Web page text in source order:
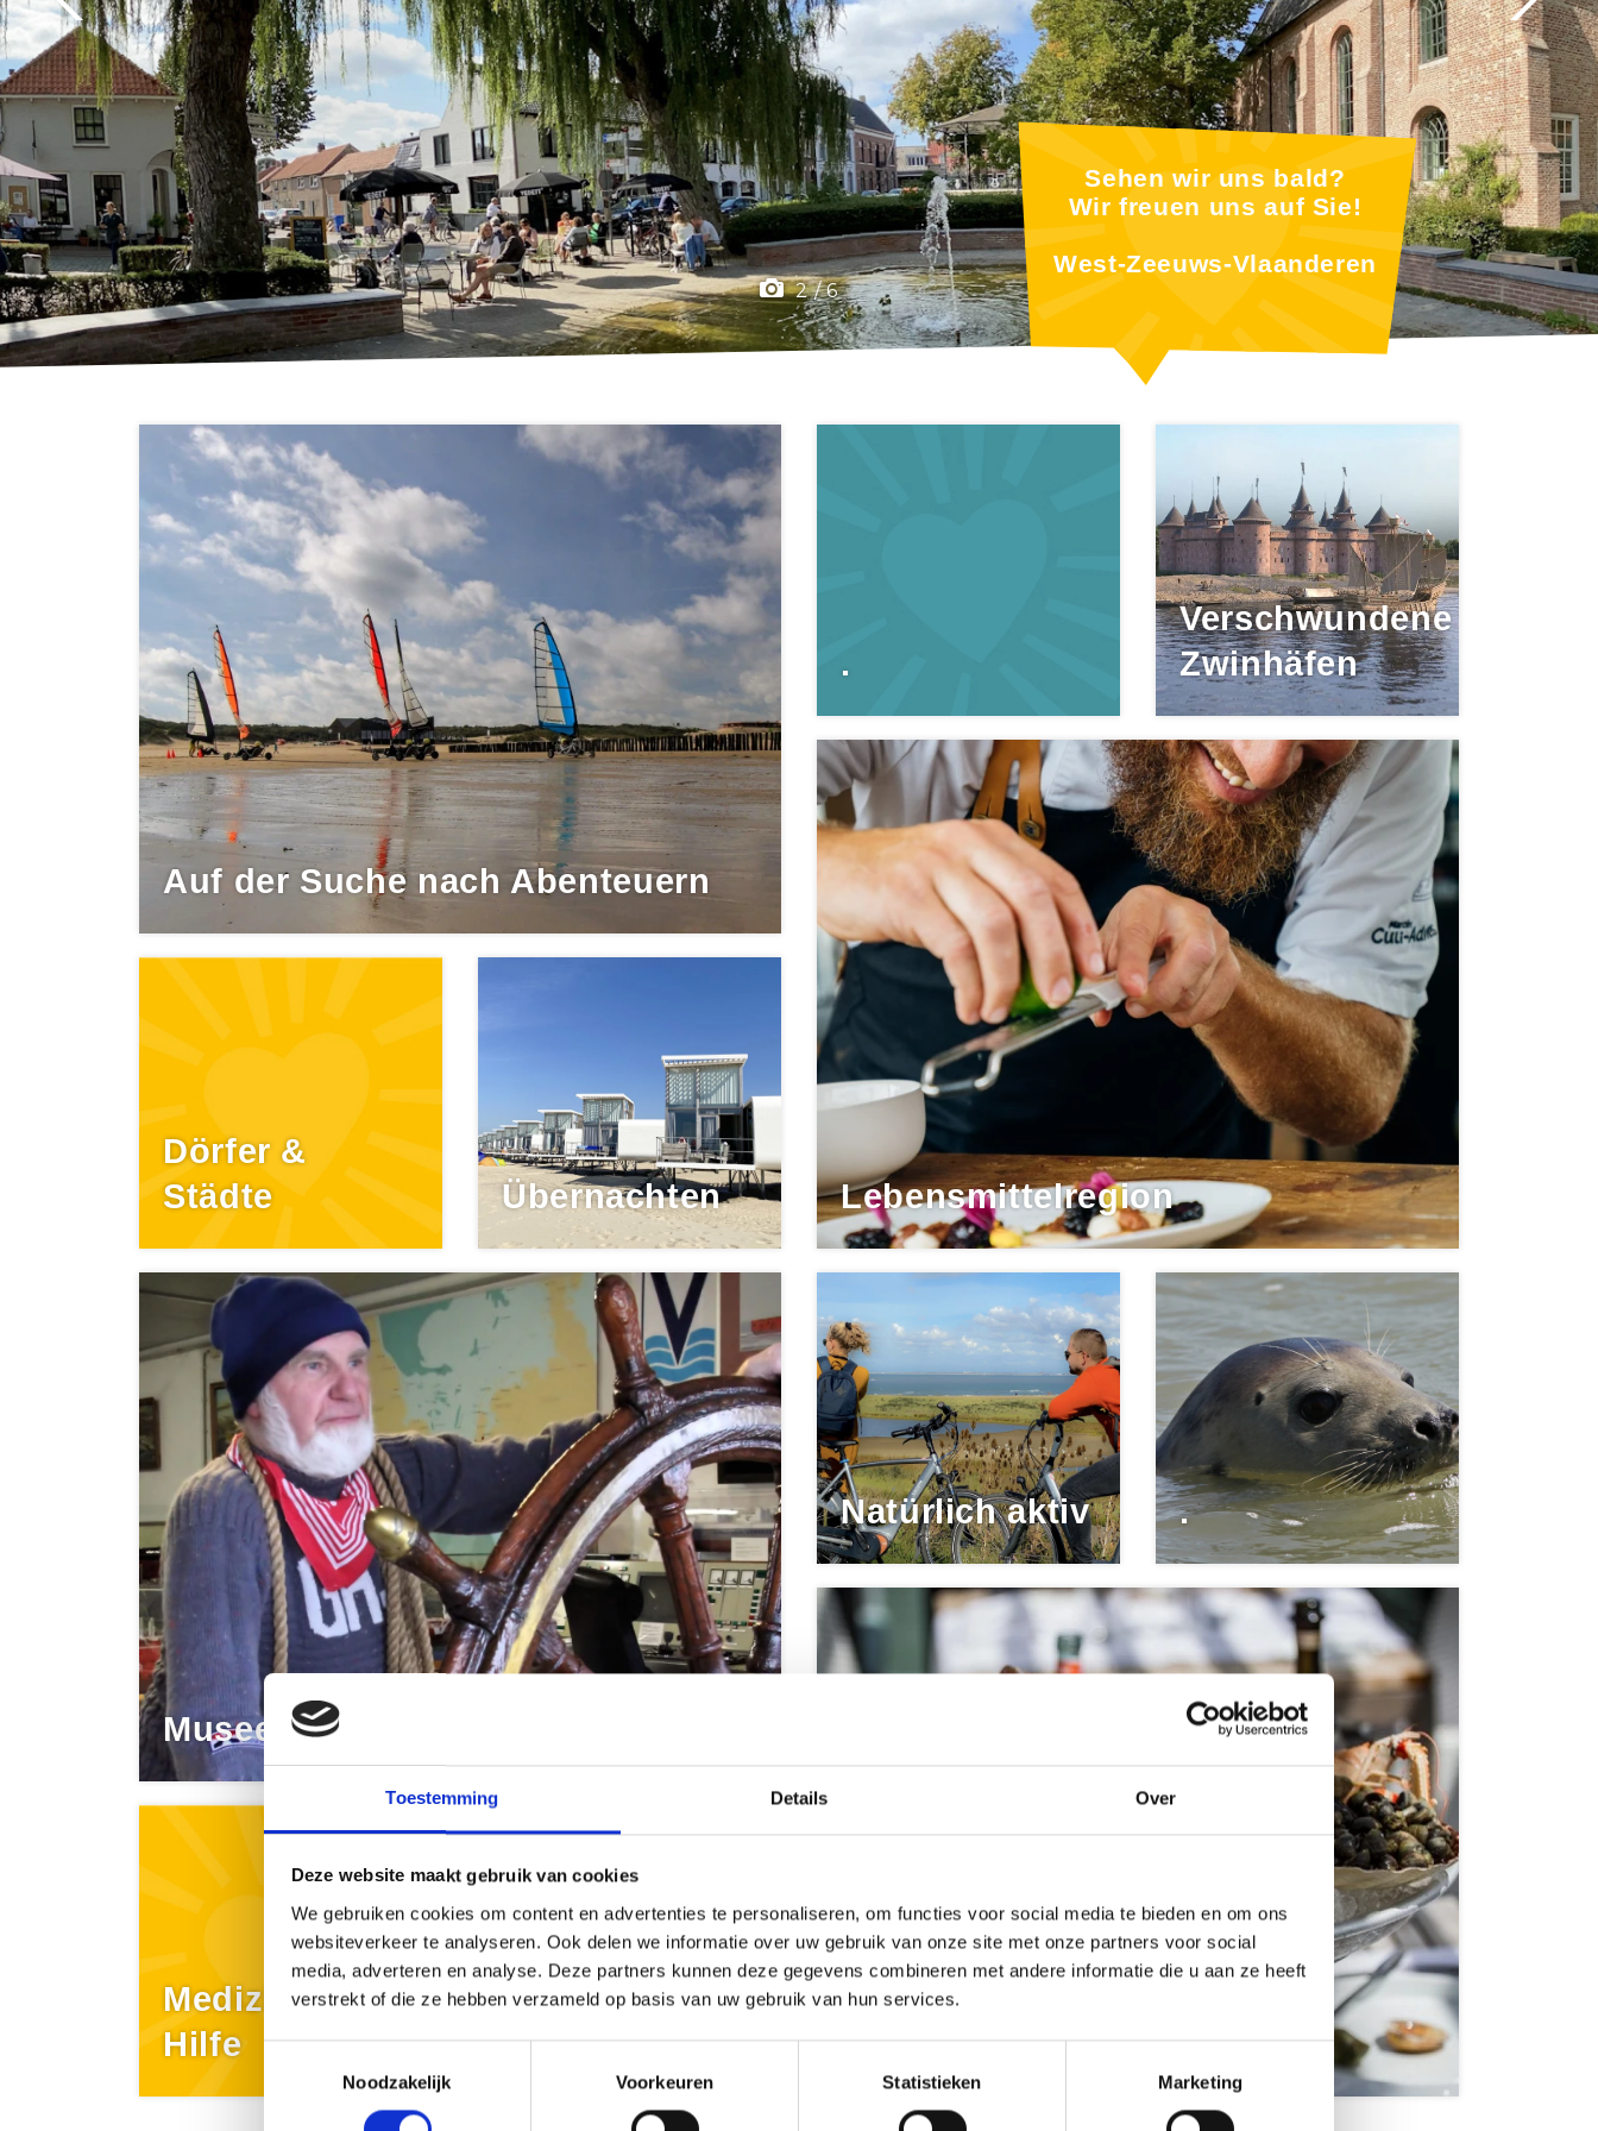
Toestemming Details Over
Deze website maakt gebruik van cookies
We gebruiken cookies om content en advertenties te personaliseren, om functies voor social media te bieden en om ons
websiteverkeer te analyseren. Ook delen we informatie over uw gebruik van onze site met onze partners voor social
media, adverteren en analyse. Deze partners kunnen deze gegevens combineren met andere informatie die u aan ze heeft
verstrekt of die ze hebben verzameld op basis van uw gebruik van hun services.
Noodzakelijk
Voorkeuren Statistieken Marketing
F 2/6
Sehen wir uns bald?
Wir freuen uns auf Sie!
West-Zeeuws-Vlaanderen
Auf der Suche nach Abenteuern
Dörfer &
Städte
Übernachten
.
Verschwundene
Zwinhäfen
Lebensmittelregion
Museen
Medizinische
Hilfe
.
Natürlich aktiv .
Genuss ohne Ende